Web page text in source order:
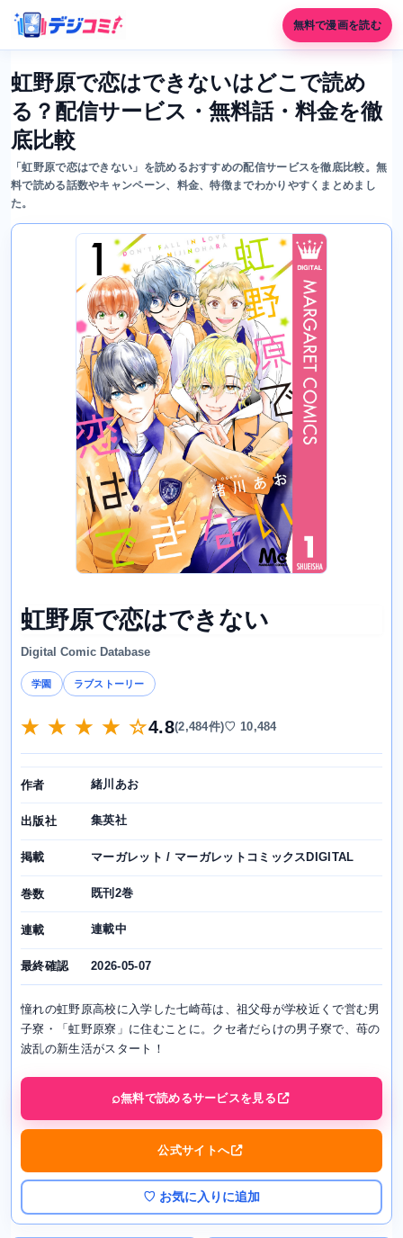
無料で漫画を読む
虹野原で恋はできないはどこで読め
る？配信サービス・無料話・料金を徹
底比較
「虹野原で恋はできない」を読めるおすすめの配信サービスを徹底比較。無
料で読める話数やキャンペーン、料金、特徴までわかりやすくまとめまし
た。
虹野原で恋はできない
Digital Comic Database
学園 ラブストーリー
★ ★ ★ ★ ☆4.8(2,484件)♡ 10,484
作者 緒川あお
出版社 集英社
掲載 マーガレット / マーガレットコミックスDIGITAL
巻数 既刊2巻
連載 連載中
最終確認 2026-05-07
憧れの虹野原高校に入学した七崎苺は、祖父母が学校近くで営む男
子寮・「虹野原寮」に住むことに。クセ者だらけの男子寮で、苺の
波乱の新生活がスタート！
無料で読めるサービスを見る
公式サイトへ
♡ お気に入りに追加